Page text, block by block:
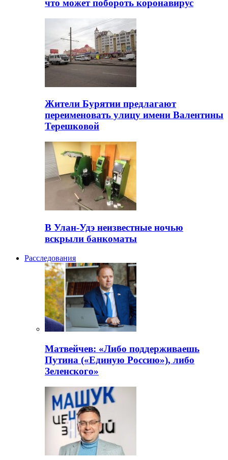
что может побороть коронавирус
Жители Бурятии предлагают
переименовать улицу имени Валентины
Терешковой
В Улан-Удэ неизвестные ночью
вскрыли банкоматы
Расследования
Матвейчев: «Либо поддерживаешь
Путина («Единую Россию»), либо
Зеленского»